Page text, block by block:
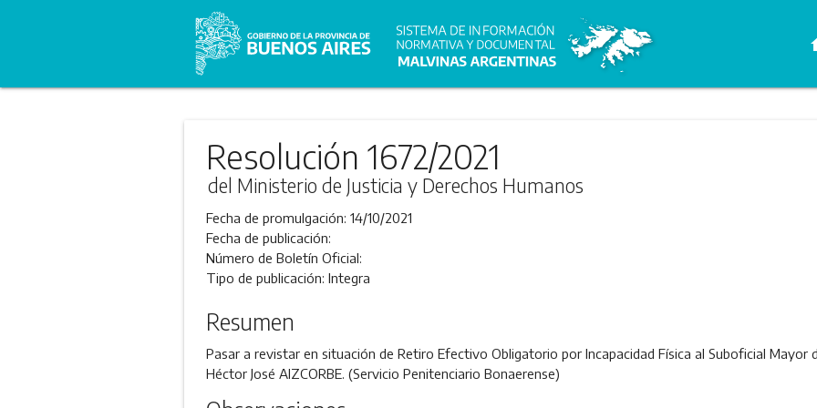
Resolución 1672/2021
del Ministerio de Justicia y Derechos Humanos
Fecha de promulgación: 14/10/2021
Fecha de publicación:
Número de Boletín Oficial:
Tipo de publicación: Integra
Resumen
Pasar a revistar en situación de Retiro Efectivo Obligatorio por Incapacidad Física al Suboficial Mayor
Héctor José AIZCORBE. (Servicio Penitenciario Bonaerense)